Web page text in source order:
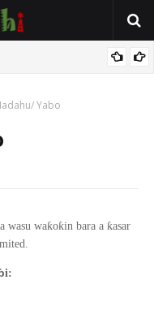
Yabo
wasu waƙoƙin bara a ƙasar
i: